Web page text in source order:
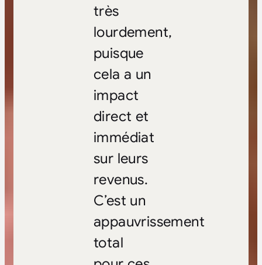
très
lourdement,
puisque
cela a un
impact
direct et
immédiat
sur leurs
revenus.
C’est un
appauvrissement
total